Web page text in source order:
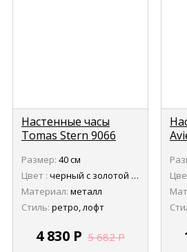
Настенные часы
Tomas Stern 9066
Размер: 40 см
Цвет : черный с золотой патиной
Материал: металл
Стиль: ретро, лофт
4 830 Р 5 682Р